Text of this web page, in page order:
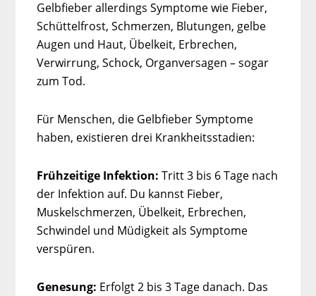
Gelbfieber allerdings Symptome wie Fieber,
Schüttelfrost, Schmerzen, Blutungen, gelbe
Augen und Haut, Übelkeit, Erbrechen,
Verwirrung, Schock, Organversagen – sogar
zum Tod.
Für Menschen, die Gelbfieber Symptome
haben, existieren drei Krankheitsstadien:
Frühzeitige Infektion:Tritt 3 bis 6 Tage nach
der Infektion auf. Du kannst Fieber,
Muskelschmerzen, Übelkeit, Erbrechen,
Schwindel und Müdigkeit als Symptome
verspüren.
Genesung: Erfolgt 2 bis 3 Tage danach. Das